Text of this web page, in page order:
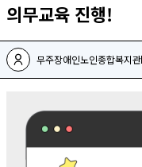
의무교육 진행!
무주장애인노인종합복지관